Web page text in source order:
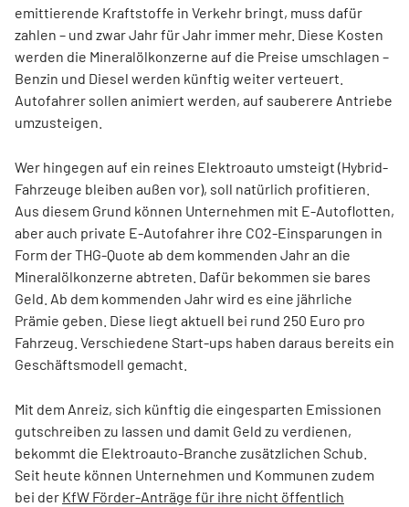
emittierende Kraftstoffe in Verkehr bringt, muss dafür
zahlen – und zwar Jahr für Jahr immer mehr. Diese Kosten
werden die Mineralölkonzerne auf die Preise umschlagen –
Benzin und Diesel werden künftig weiter verteuert.
Autofahrer sollen animiert werden, auf sauberere Antriebe
umzusteigen.
Wer hingegen auf ein reines Elektroauto umsteigt (Hybrid-
Fahrzeuge bleiben außen vor), soll natürlich profitieren.
Aus diesem Grund können Unternehmen mit E-Autoflotten,
aber auch private E-Autofahrer ihre CO2-Einsparungen in
Form der THG-Quote ab dem kommenden Jahr an die
Mineralölkonzerne abtreten. Dafür bekommen sie bares
Geld. Ab dem kommenden Jahr wird es eine jährliche
Prämie geben. Diese liegt aktuell bei rund 250 Euro pro
Fahrzeug. Verschiedene Start-ups haben daraus bereits ein
Geschäftsmodell gemacht.
Mit dem Anreiz, sich künftig die eingesparten Emissionen
gutschreiben zu lassen und damit Geld zu verdienen,
bekommt die Elektroauto-Branche zusätzlichen Schub.
Seit heute können Unternehmen und Kommunen zudem
bei der KfW Förder-Anträge für ihre nicht öffentlich